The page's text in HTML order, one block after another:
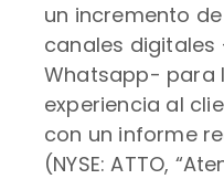
un incremento
canales
Whatsapp- para
experiencia al
con un informe
(NYSE: ATTO,